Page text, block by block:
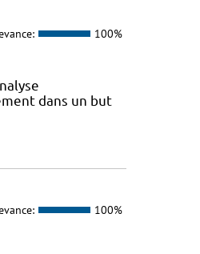
100%
dans un but
100%